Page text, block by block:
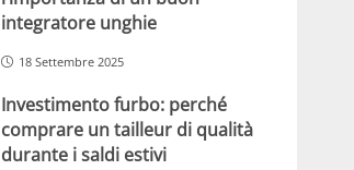
integratore unghie
18 Settembre 2025
Investimento furbo: perché
comprare un tailleur di qualità
durante i saldi estivi